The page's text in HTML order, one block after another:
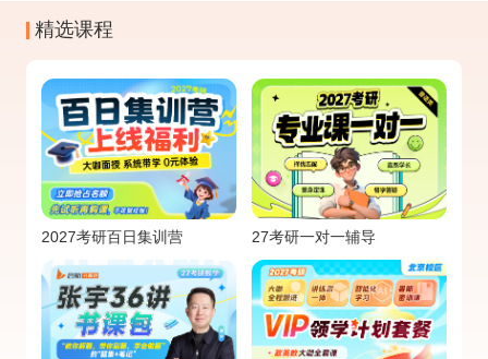
精选课程
2027考研百日集训营 27考研一对一辅导